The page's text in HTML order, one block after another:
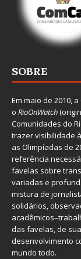
SOBRE
Em maio de 2010, a
o RioOnWatch
Comunidades do
trazer visibilidade
as Olimpíadas de
referência
favelas sobre
variadas e
mistura de
solidários,
das favelas, de
desenvolvimento
mundo todo.